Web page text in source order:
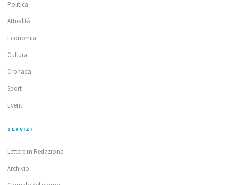
Politica
Attualità
Economia
Cultura
Cronaca
Sport
Eventi
SERVIZI
Lettere in Redazione
Archivio